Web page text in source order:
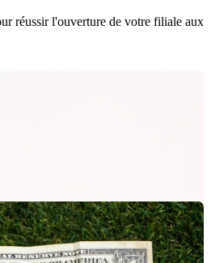
réussir l'ouverture de votre filiale aux